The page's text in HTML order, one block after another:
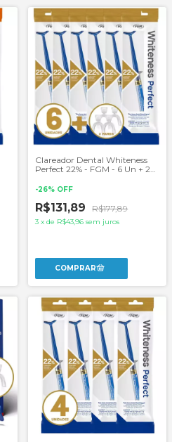
Clareador Dental Whiteness
Perfect 22% - FGM - 6 Un + 2
-26% OFF
R$131,89 R$177,89
3 xde R$43,96 sem juros